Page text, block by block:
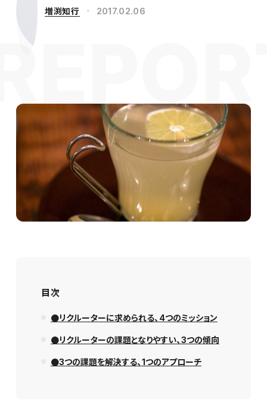
増渕知行 2017.02.06
目次
●リクルーターに求められる、4つのミッション
●リクルーターの課題となりやすい、3つの傾向
●3つの課題を解決する、1つのアプローチ